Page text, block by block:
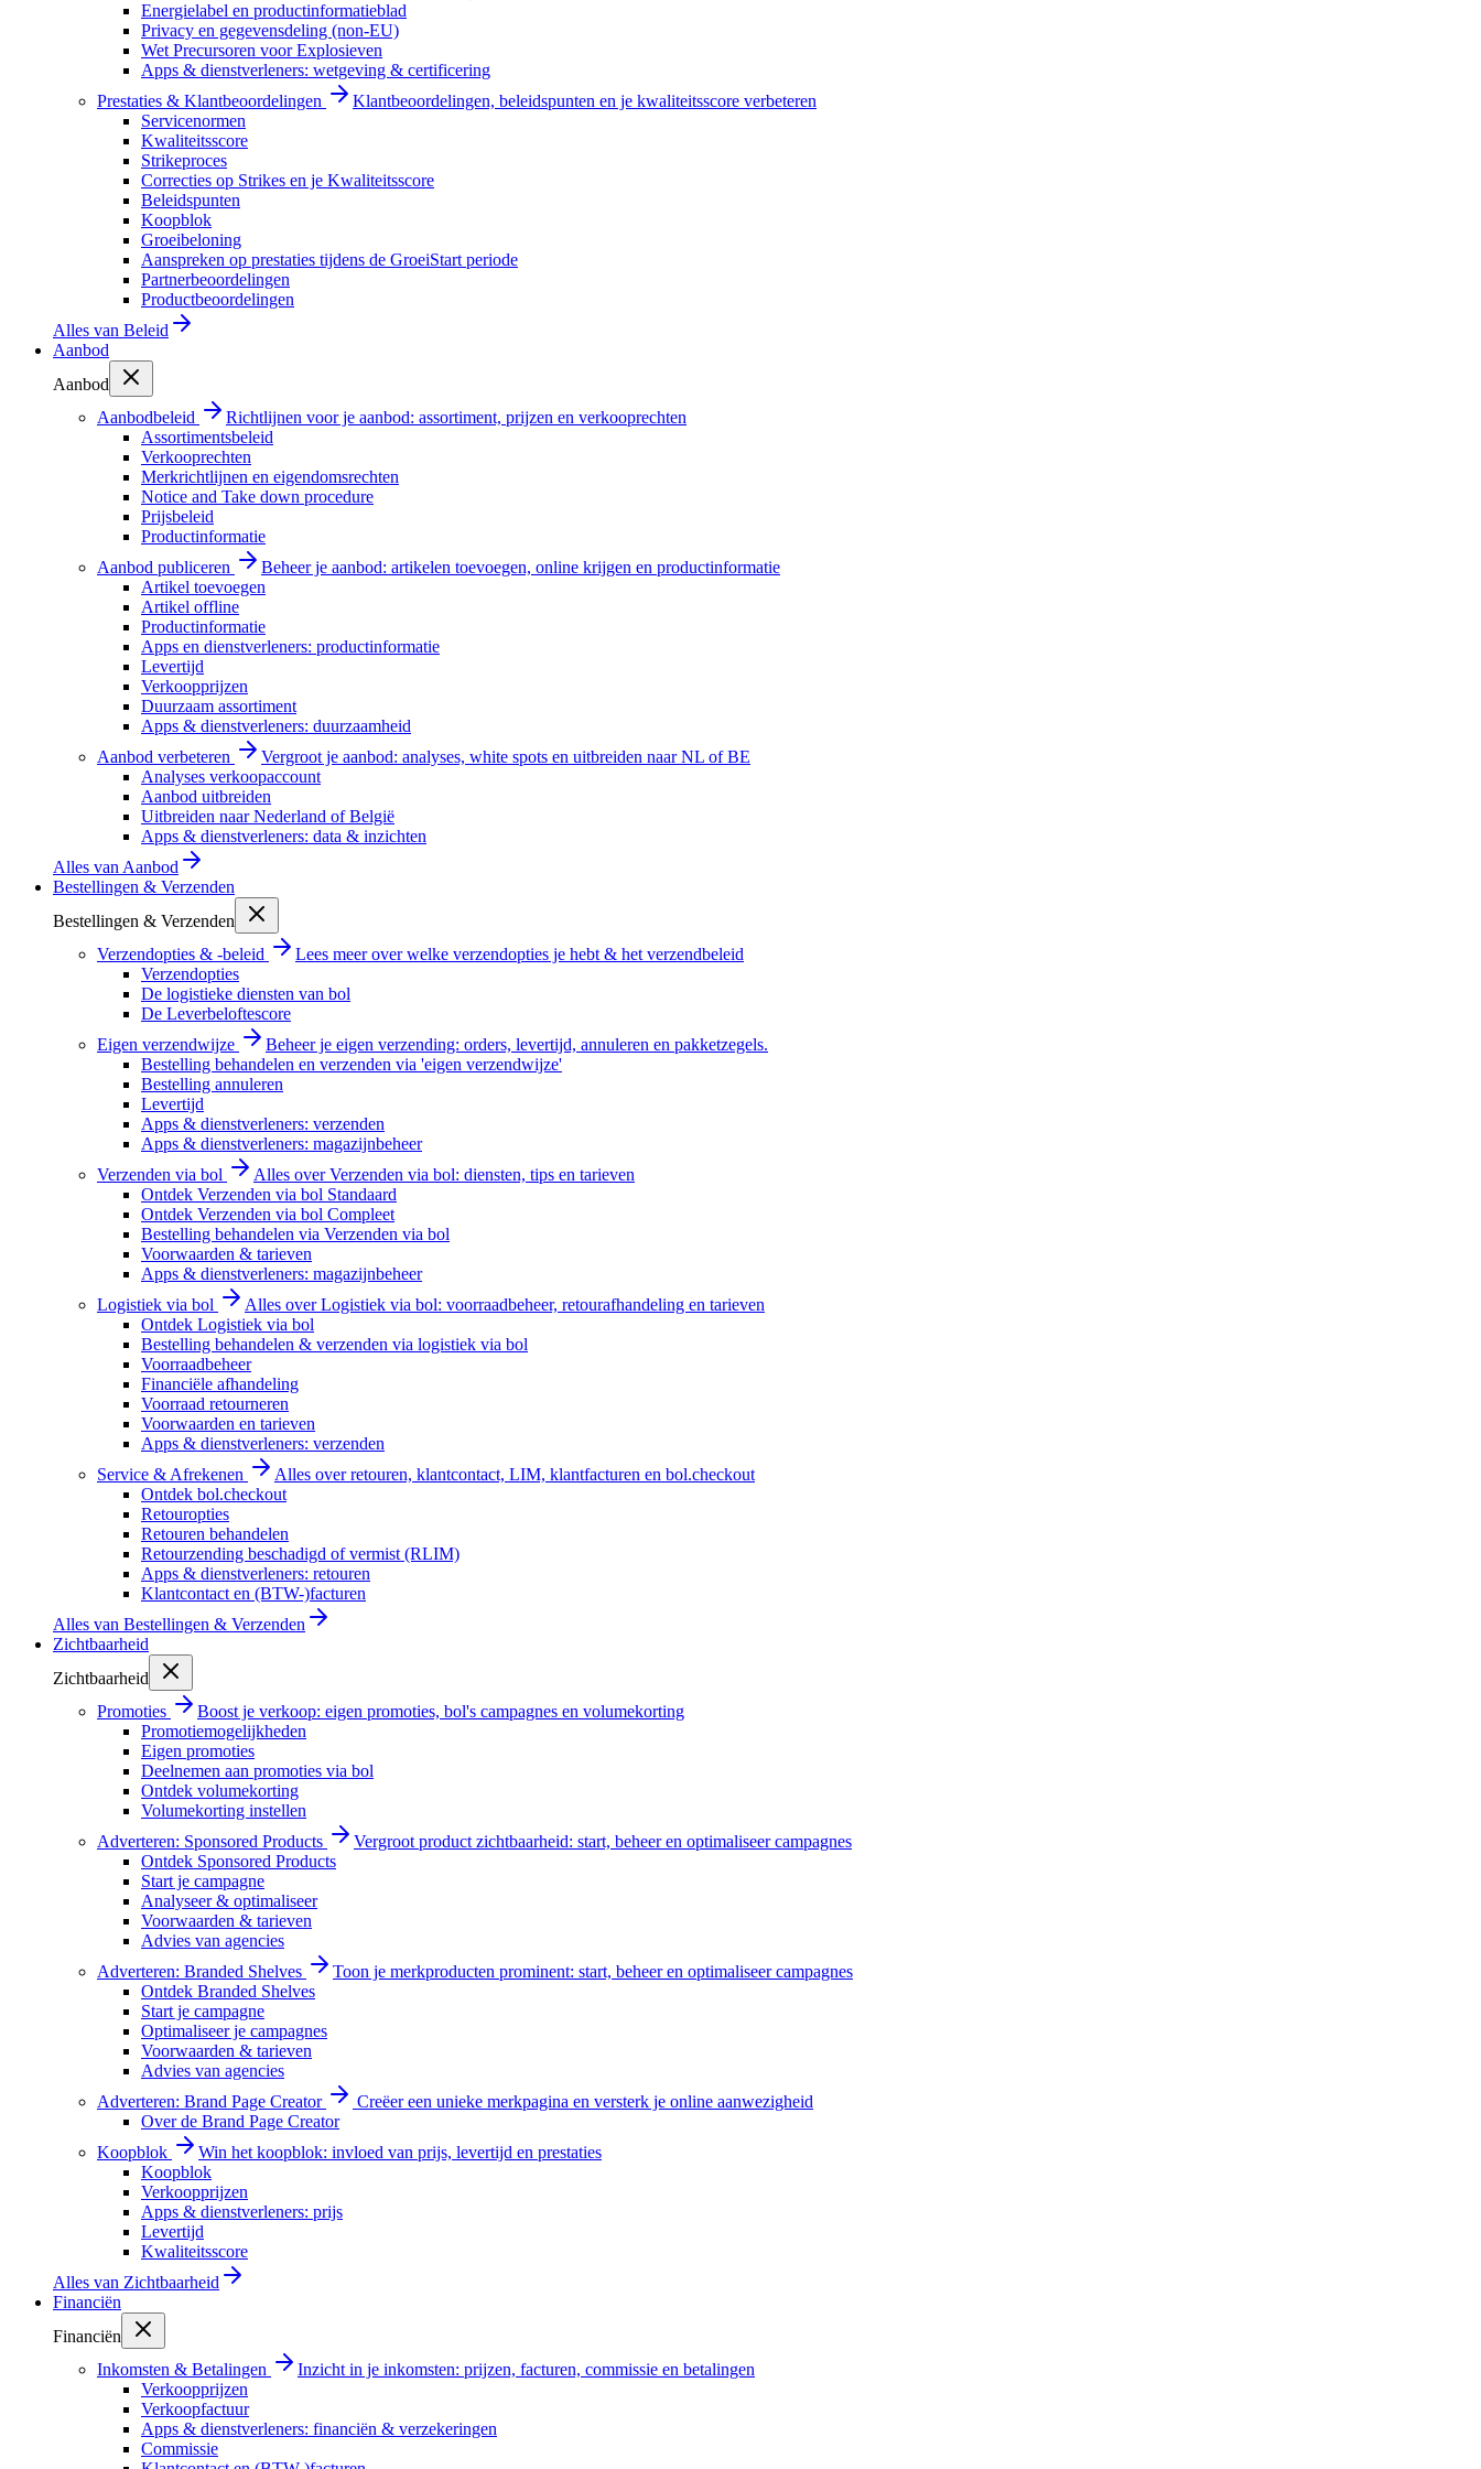
Energielabel en productinformatieblad
Privacy en gegevensdeling (non-EU)
Wet Precursoren voor Explosieven
Apps & dienstverleners: wetgeving & certificering
Prestaties & Klantbeoordelingen
Klantbeoordelingen, beleidspunten en je kwaliteitsscore verbeteren
Servicenormen
Kwaliteitsscore
Strikeproces
Correcties op Strikes en je Kwaliteitsscore
Beleidspunten
Koopblok
Groeibeloning
Aanspreken op prestaties tijdens de GroeiStart periode
Partnerbeoordelingen
Productbeoordelingen
Alles van Beleid
Aanbod
Aanbod
Aanbodbeleid
Richtlijnen voor je aanbod: assortiment, prijzen en verkooprechten
Assortimentsbeleid
Verkooprechten
Merkrichtlijnen en eigendomsrechten
Notice and Take down procedure
Prijsbeleid
Productinformatie
Aanbod publiceren
Beheer je aanbod: artikelen toevoegen, online krijgen en productinformatie
Artikel toevoegen
Artikel offline
Productinformatie
Apps en dienstverleners: productinformatie
Levertijd
Verkoopprijzen
Duurzaam assortiment
Apps & dienstverleners: duurzaamheid
Aanbod verbeteren
Vergroot je aanbod: analyses, white spots en uitbreiden naar NL of BE
Analyses verkoopaccount
Aanbod uitbreiden
Uitbreiden naar Nederland of België
Apps & dienstverleners: data & inzichten
Alles van Aanbod
Bestellingen & Verzenden
Bestellingen & Verzenden
Verzendopties & -beleid
Lees meer over welke verzendopties je hebt & het verzendbeleid
Verzendopties
De logistieke diensten van bol
De Leverbeloftescore
Eigen verzendwijze
Beheer je eigen verzending: orders, levertijd, annuleren en pakketzegels.
Bestelling behandelen en verzenden via 'eigen verzendwijze'
Bestelling annuleren
Levertijd
Apps & dienstverleners: verzenden
Apps & dienstverleners: magazijnbeheer
Verzenden via bol
Alles over Verzenden via bol: diensten, tips en tarieven
Ontdek Verzenden via bol Standaard
Ontdek Verzenden via bol Compleet
Bestelling behandelen via Verzenden via bol
Voorwaarden & tarieven
Apps & dienstverleners: magazijnbeheer
Logistiek via bol
Alles over Logistiek via bol: voorraadbeheer, retourafhandeling en tarieven
Ontdek Logistiek via bol
Bestelling behandelen & verzenden via logistiek via bol
Voorraadbeheer
Financiële afhandeling
Voorraad retourneren
Voorwaarden en tarieven
Apps & dienstverleners: verzenden
Service & Afrekenen
Alles over retouren, klantcontact, LIM, klantfacturen en bol.checkout
Ontdek bol.checkout
Retouropties
Retouren behandelen
Retourzending beschadigd of vermist (RLIM)
Apps & dienstverleners: retouren
Klantcontact en (BTW-)facturen
Alles van Bestellingen & Verzenden
Zichtbaarheid
Zichtbaarheid
Promoties
Boost je verkoop: eigen promoties, bol's campagnes en volumekorting
Promotiemogelijkheden
Eigen promoties
Deelnemen aan promoties via bol
Ontdek volumekorting
Volumekorting instellen
Adverteren: Sponsored Products
Vergroot product zichtbaarheid: start, beheer en optimaliseer campagnes
Ontdek Sponsored Products
Start je campagne
Analyseer & optimaliseer
Voorwaarden & tarieven
Advies van agencies
Adverteren: Branded Shelves
Toon je merkproducten prominent: start, beheer en optimaliseer campagnes
Ontdek Branded Shelves
Start je campagne
Optimaliseer je campagnes
Voorwaarden & tarieven
Advies van agencies
Adverteren: Brand Page Creator
Creëer een unieke merkpagina en versterk je online aanwezigheid
Over de Brand Page Creator
Koopblok
Win het koopblok: invloed van prijs, levertijd en prestaties
Koopblok
Verkoopprijzen
Apps & dienstverleners: prijs
Levertijd
Kwaliteitsscore
Alles van Zichtbaarheid
Financiën
Financiën
Inkomsten & Betalingen
Inzicht in je inkomsten: prijzen, facturen, commissie en betalingen
Verkoopprijzen
Verkoopfactuur
Apps & dienstverleners: financiën & verzekeringen
Commissie